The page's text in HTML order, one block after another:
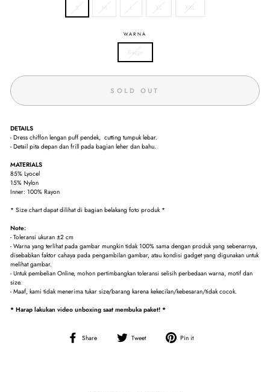
S M L XL XXL
WARNA
Beige
SOLD OUT
DETAILS
- Dress chiffon lengan puff pendek, cutting tumpuk lebar.
- Detail pita depan dan frill pada bagian leher dan bahu.
MATERIALS
85% Lyocel
15% Nylon
Inner: 100% Rayon
* Size chart dapat dilihat di bagian belakang foto produk *
Note:
- Toleransi ukuran ±2 cm
- Warna yang terlihat pada gambar mungkin tidak 100% sama dengan produk yang sebenarnya,
disebabkan faktor cahaya pada pengambilan gambar, atau kondisi gadget yang digunakan untuk
melihat gambar.
- Untuk pembelian Online, mohon pertimbangkan toleransi selisih perbedaan warna, motif dan
size.
- Maaf, kami tidak menerima tukar size/barang karena kekecilan/kebesaran/tidak cocok.
* Harap lakukan video unboxing saat membuka paket! *
Share
Share
Tweet
Tweet
Pin it